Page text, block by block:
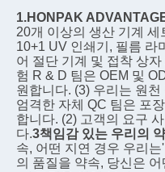
1.HONPAK
20개 이상의 생산 기계
10+1 UV 인쇄기, 필름 라
어 절단 기계 및 접착 상
험 R & D 팀은 OEM 및
원합니다. (3) 우리는 원천
엄격한 자체 QC 팀은 포
합니다. (2) 고객의 요구
다.3책임감 있는 우리의
속, 어떤 지연 경우 우리
의 품질을 약속, 당신은